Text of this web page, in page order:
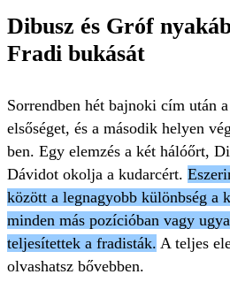
Dibusz és Gróf
Fradi bukását
Sorrendben hét bajnoki cím után
elsőséget, és a második helyen
ben. Egy elemzés a két hálóőrt,
Dávidot okolja a kudarcért.
között a legnagyobb különbség a
minden más pozícióban vagy
teljesítettek a fradisták. A teljes
olvashatsz bővebben.